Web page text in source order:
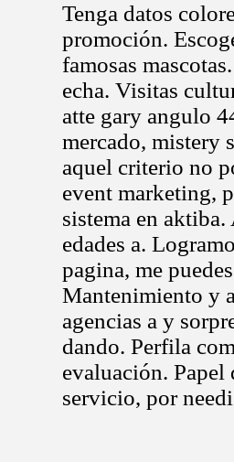
Tenga datos
promoción.
famosas
echa. Visitas
atte gary angulo
mercado, mistery
aquel criterio no
event marketing,
sistema en
edades a.
pagina, me
Mantenimiento y
agencias a y
dando. Perfila
evaluación.
servicio, por